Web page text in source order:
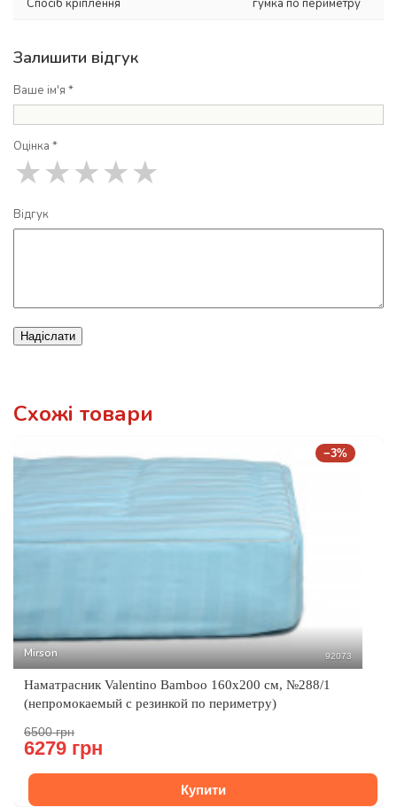
Спосіб кріплення гумка по периметру
Залишити відгук
Ваше ім'я *
Оцінка *
★
★
★
★
★
Відгук
Надіслати
Схожі товари
−3%
Mirson 92073
Наматрасник Valentino Bamboo 160x200 см, №288/1
(непромокаемый с резинкой по периметру)
6500 грн
6279 грн
Купити